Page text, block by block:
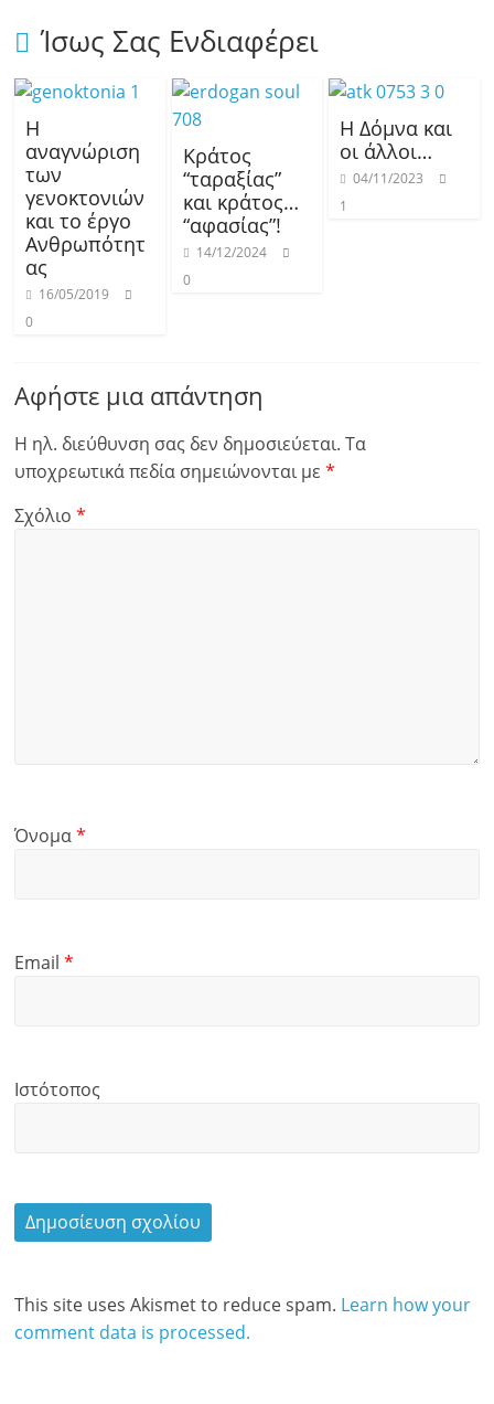
Ίσως Σας Ενδιαφέρει
Η
αναγνώριση
των
γενοκτονιών
και το έργο
Ανθρωπότητ
ας
16/05/2019
0
Κράτος
“ταραξίας”
και κράτος…
“αφασίας”!
14/12/2024
0
Η Δόμνα και
οι άλλοι…
04/11/2023
1
Αφήστε μια απάντηση
Η ηλ. διεύθυνση σας δεν δημοσιεύεται. Τα
υποχρεωτικά πεδία σημειώνονται με*
Σχόλιο*
Όνομα*
Email*
Ιστότοπος
This site uses Akismet to reduce spam. Learn how your
comment data is processed.